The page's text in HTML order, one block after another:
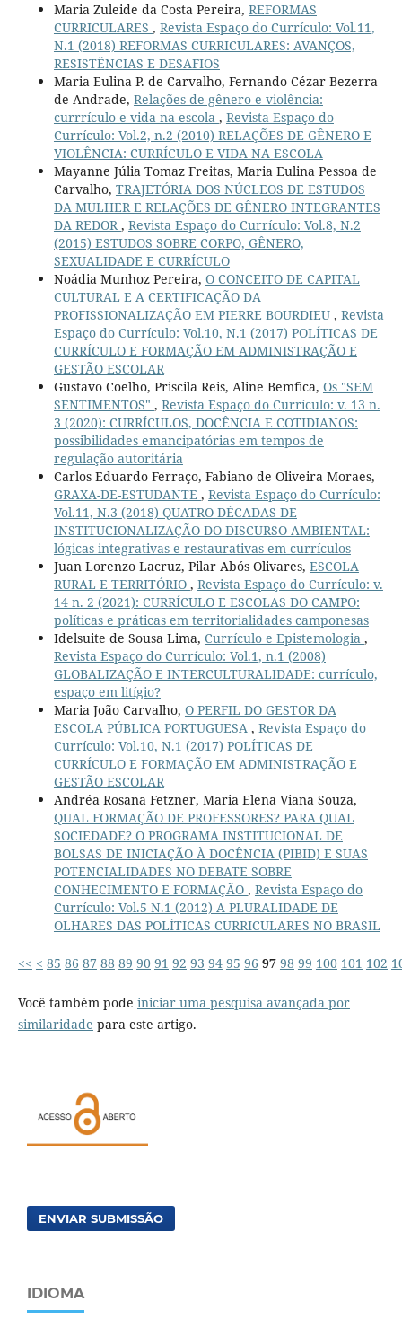
Maria Zuleide da Costa Pereira, REFORMAS
CURRICULARES , Revista Espaço do Currículo: Vol.11,
N.1 (2018) REFORMAS CURRICULARES: AVANÇOS,
RESISTÊNCIAS E DESAFIOS
Maria Eulina P. de Carvalho, Fernando Cézar Bezerra
de Andrade, Relações de gênero e violência:
currrículo e vida na escola , Revista Espaço do
Currículo: Vol.2, n.2 (2010) RELAÇÕES DE GÊNERO E
VIOLÊNCIA: CURRÍCULO E VIDA NA ESCOLA
Mayanne Júlia Tomaz Freitas, Maria Eulina Pessoa de
Carvalho, TRAJETÓRIA DOS NÚCLEOS DE ESTUDOS
DA MULHER E RELAÇÕES DE GÊNERO INTEGRANTES
DA REDOR, Revista Espaço do Currículo: Vol.8, N.2
(2015) ESTUDOS SOBRE CORPO, GÊNERO,
SEXUALIDADE E CURRÍCULO
Noádia Munhoz Pereira, O CONCEITO DE CAPITAL
CULTURAL E A CERTIFICAÇÃO DA
PROFISSIONALIZAÇÃO EM PIERRE BOURDIEU , Revista
Espaço do Currículo: Vol.10, N.1 (2017) POLÍTICAS DE
CURRÍCULO E FORMAÇÃO EM ADMINISTRAÇÃO E
GESTÃO ESCOLAR
Gustavo Coelho, Priscila Reis, Aline Bemfica, Os "SEM
SENTIMENTOS" , Revista Espaço do Currículo: v. 13 n.
3 (2020): CURRÍCULOS, DOCÊNCIA E COTIDIANOS:
possibilidades emancipatórias em tempos de
regulação autoritária
Carlos Eduardo Ferraço, Fabiano de Oliveira Moraes,
GRAXA-DE-ESTUDANTE , Revista Espaço do Currículo:
Vol.11, N.3 (2018) QUATRO DÉCADAS DE
INSTITUCIONALIZAÇÃO DO DISCURSO AMBIENTAL:
lógicas integrativas e restaurativas em currículos
Juan Lorenzo Lacruz, Pilar Abós Olivares, ESCOLA
RURAL E TERRITÓRIO , Revista Espaço do Currículo: v.
14 n. 2 (2021): CURRÍCULO E ESCOLAS DO CAMPO:
políticas e práticas em territorialidades camponesas
Idelsuite de Sousa Lima, Currículo e Epistemologia ,
Revista Espaço do Currículo: Vol.1, n.1 (2008)
GLOBALIZAÇÃO E INTERCULTURALIDADE: currículo,
espaço em litígio?
Maria João Carvalho, O PERFIL DO GESTOR DA
ESCOLA PÚBLICA PORTUGUESA , Revista Espaço do
Currículo: Vol.10, N.1 (2017) POLÍTICAS DE
CURRÍCULO E FORMAÇÃO EM ADMINISTRAÇÃO E
GESTÃO ESCOLAR
Andréa Rosana Fetzner, Maria Elena Viana Souza,
QUAL FORMAÇÃO DE PROFESSORES? PARA QUAL
SOCIEDADE? O PROGRAMA INSTITUCIONAL DE
BOLSAS DE INICIAÇÃO À DOCÊNCIA (PIBID) E SUAS
POTENCIALIDADES NO DEBATE SOBRE
CONHECIMENTO E FORMAÇÃO , Revista Espaço do
Currículo: Vol.5 N.1 (2012) A PLURALIDADE DE
OLHARES DAS POLÍTICAS CURRICULARES NO BRASIL
<< < 85 86 87 88 89 90 91 92 93 94 95 96 97 98 99 100 101 102
Você também pode iniciar uma pesquisa avançada por
similaridade para este artigo.
ENVIAR SUBMISSÃO
IDIOMA